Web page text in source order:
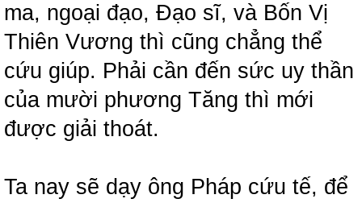
ma, ngoại đạo, Đạo sĩ, và Bốn Vị
Thiên Vương thì cũng chẳng thể
cứu giúp. Phải cần đến sức uy thần
của mười phương Tăng thì mới
được giải thoát.
Ta nay sẽ dạy ông Pháp cứu tế, để